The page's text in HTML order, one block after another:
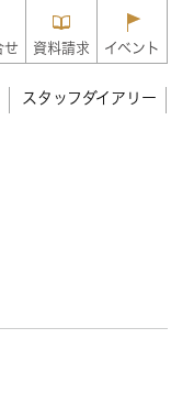
せ 資料請求 イベント
スタッフダイアリー